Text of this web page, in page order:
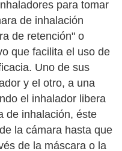
para tomar
de inhalación
de retención" o
que facilita el uso de
Uno de sus
y el otro, a una
el inhalador libera
de inhalación, éste
la cámara hasta que
de la máscara o la